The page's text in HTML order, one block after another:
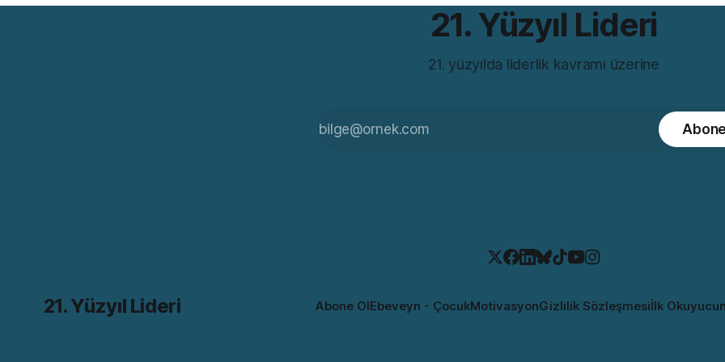
bilse de
21. Yüzyıl Lideri
21. yüzyılda liderlik kavramı üzerine
21. Yüzyıl Lideri Abone OlEbeveyn - ÇocukMotivasyonGizlilik Sözleşmesiİlk